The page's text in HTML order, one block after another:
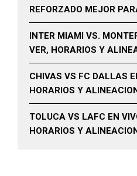
REFORZADO MEJOR
INTER MIAMI VS.
VER, HORARIOS Y
CHIVAS VS FC DALLAS
HORARIOS Y
TOLUCA VS LAFC EN
HORARIOS Y